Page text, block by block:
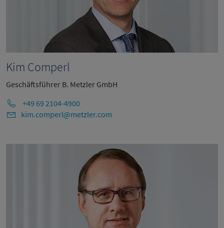
Kim Comperl
Geschäftsführer B. Metzler GmbH
+49 69 2104-4900
kim.comperl@metzler.com